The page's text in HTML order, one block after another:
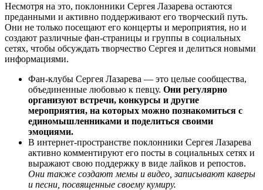
Несмотря на это, поклонники Сергея Лазарева остаются
преданными и активно поддерживают его творческий путь.
Они не только посещают его концерты и мероприятия, но и
создают различные фан-страницы и группы в социальных
сетях, чтобы обсуждать творчество Сергея и делиться новыми
информациями.
Фан-клубы Сергея Лазарева — это целые сообщества,
объединенные любовью к певцу. Они регулярно
организуют встречи, конкурсы и другие
мероприятия, на которых можно познакомиться с
единомышленниками и поделиться своими
эмоциями.
В интернет-пространстве поклонники Сергея Лазарева
активно комментируют его посты в социальных сетях и
выражают свою поддержку в виде лайков и репостов.
Они также создают мемы и видео, записывают каверы
и песни, посвященные своему кумиру.